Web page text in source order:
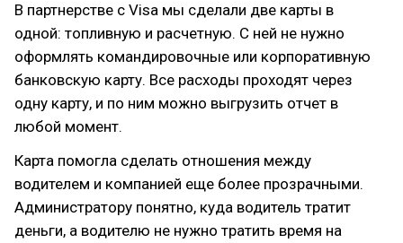
В партнерстве c Visa мы сделали две карты в
одной: топливную и расчетную. С ней не нужно
оформлять командировочные или корпоративную
банковскую карту. Все расходы проходят через
одну карту, и по ним можно выгрузить отчет в
любой момент.
Карта помогла сделать отношения между
водителем и компанией еще более прозрачными.
Администратору понятно, куда водитель тратит
деньги, а водителю не нужно тратить время на